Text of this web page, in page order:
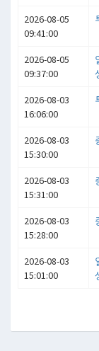
2026-08-05
09:41:00
2026-08-05
09:37:00
2026-08-03
16:06:00
2026-08-03
15:30:00
2026-08-03
15:31:00
2026-08-03
15:28:00
2026-08-03
15:01:00